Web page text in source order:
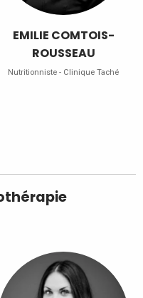
EMILIE COMTOIS-
ROUSSEAU
Nutritionniste - Clinique Taché